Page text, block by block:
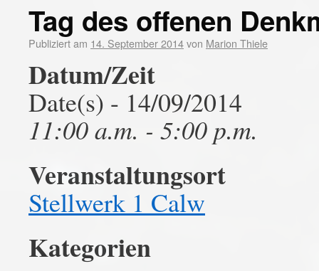
Tag des offenen
Publiziert am 14. September 2014von Marion Thiele
Datum/Zeit
Date(s) - 14/09/2014
11:00 a.m. - 5:00 p.m.
Veranstaltungsort
Stellwerk 1 Calw
Kategorien